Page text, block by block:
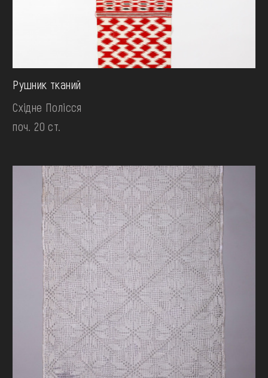
Рушник тканий
Східне Полісся
поч. 20 ст.